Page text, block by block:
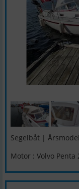
Segelbåt |
Motor : Volvo Penta